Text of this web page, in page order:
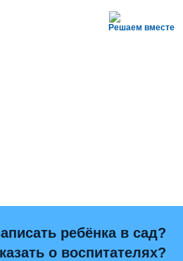
Решаем вместе
ребёнка в сад?
о воспитателях?